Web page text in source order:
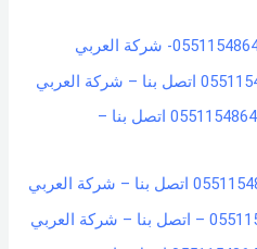
شركة تنظيف مكيفات بحائل – 0551154864 اتصل بنا –